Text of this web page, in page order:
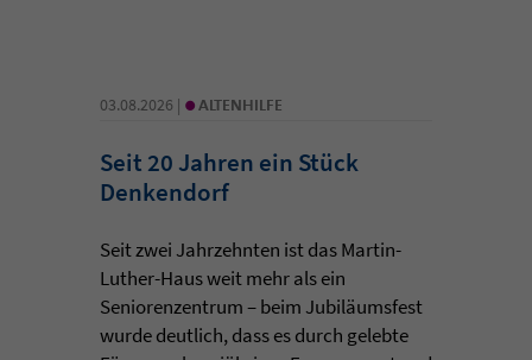
03.08.2026 | • ALTENHILFE
Seit 20 Jahren ein Stück
Denkendorf
Seit zwei Jahrzehnten ist das Martin-
Luther-Haus weit mehr als ein
Seniorenzentrum – beim Jubiläumsfest
wurde deutlich, dass es durch gelebte